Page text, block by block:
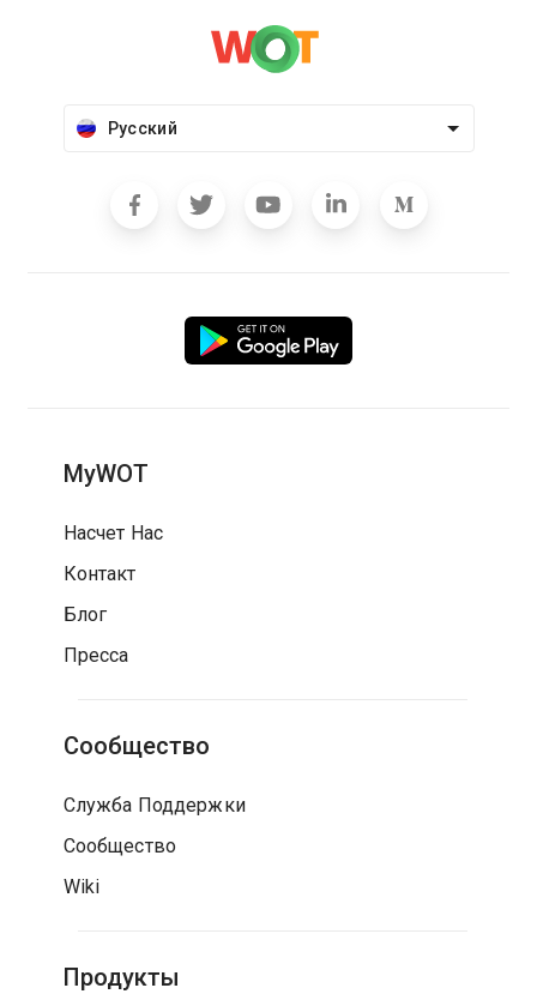
Русский
MyWOT
Насчет Нас
Контакт
Блог
Пресса
Сообщество
Служба Поддержки
Сообщество
Wiki
Продукты